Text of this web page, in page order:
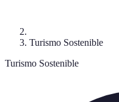
Turismo Sostenible
Turismo Sostenible